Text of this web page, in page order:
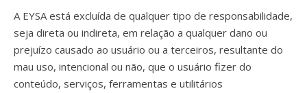
A EYSA está excluída de qualquer tipo de responsabilidade,
seja direta ou indireta, em relação a qualquer dano ou
prejuízo causado ao usuário ou a terceiros, resultante do
mau uso, intencional ou não, que o usuário fizer do
conteúdo, serviços, ferramentas e utilitários